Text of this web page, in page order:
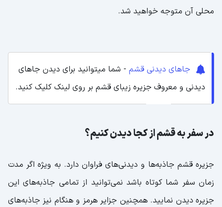
محلی آن متوجه خواهید شد.
جاهای دیدنی قشم - شما میتوانید برای دیدن جاهای
دیدنی و معروف جزیره زیبای قشم بر روی لینک کلیک کنید.
در سفر به قشم از کجا دیدن کنیم؟
جزیره قشم جاذبه‌ها و دیدنی‌های فراوان دارد. به ویژه اگر مدت
زمان سفر شما کوتاه باشد نمی‌توانید از تمامی جاذبه‌های این
جزیره دیدن نمایید. همچنین جزایر هرمز و هنگام نیز جاذبه‌های